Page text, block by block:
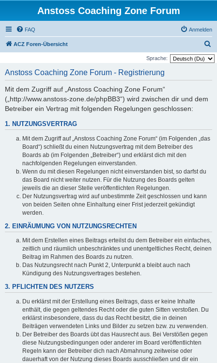
Anstoss Coaching Zone Forum
FAQ Anmelden
ACZ Foren-Übersicht
u
Sprache:
Anstoss Coaching Zone Forum - Registrierung
Mit dem Zugriff auf „Anstoss Coaching Zone Forum“
(„http://www.anstoss-zone.de/phpBB3“) wird zwischen dir und dem
Betreiber ein Vertrag mit folgenden Regelungen geschlossen:
1. NUTZUNGSVERTRAG
Mit dem Zugriff auf „Anstoss Coaching Zone Forum“ (im Folgenden „das
Board“) schließt du einen Nutzungsvertrag mit dem Betreiber des
Boards ab (im Folgenden „Betreiber“) und erklärst dich mit den
nachfolgenden Regelungen einverstanden.
Wenn du mit diesen Regelungen nicht einverstanden bist, so darfst du
das Board nicht weiter nutzen. Für die Nutzung des Boards gelten
jeweils die an dieser Stelle veröffentlichten Regelungen.
Der Nutzungsvertrag wird auf unbestimmte Zeit geschlossen und kann
von beiden Seiten ohne Einhaltung einer Frist jederzeit gekündigt
werden.
2. EINRÄUMUNG VON NUTZUNGSRECHTEN
Mit dem Erstellen eines Beitrags erteilst du dem Betreiber ein einfaches,
zeitlich und räumlich unbeschränktes und unentgeltliches Recht, deinen
Beitrag im Rahmen des Boards zu nutzen.
Das Nutzungsrecht nach Punkt 2, Unterpunkt a bleibt auch nach
Kündigung des Nutzungsvertrages bestehen.
3. PFLICHTEN DES NUTZERS
Du erklärst mit der Erstellung eines Beitrags, dass er keine Inhalte
enthält, die gegen geltendes Recht oder die guten Sitten verstoßen. Du
erklärst insbesondere, dass du das Recht besitzt, die in deinen
Beiträgen verwendeten Links und Bilder zu setzen bzw. zu verwenden.
Der Betreiber des Boards übt das Hausrecht aus. Bei Verstößen gegen
diese Nutzungsbedingungen oder anderer im Board veröffentlichten
Regeln kann der Betreiber dich nach Abmahnung zeitweise oder
dauerhaft von der Nutzung dieses Boards ausschließen und dir ein